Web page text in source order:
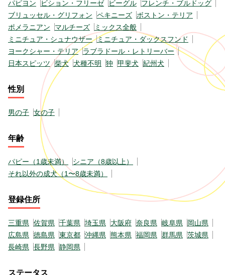
パピヨン
ビション・フリーゼ ビーグル
フレンチ・ブルドッグ
ブリュッセル・グリフォン
ペキニーズ
ボストン・テリア
ポメラニアン
マルチーズ
ミックス全般
ミニチュア・シュナウザー ミニチュア・ダックスフンド
ヨークシャー・テリア ラブラドール・レトリーバー
日本スピッツ
柴犬 犬種不明 狆 甲斐犬 紀州犬
性別
男の子 女の子
年齢
パピー（1歳未満）
シニア（8歳以上）
それ以外の成犬（1〜8歳未満）
登録住所
三重県 佐賀県 千葉県 埼玉県 大阪府 奈良県 岐阜県
岡山県
広島県
徳島県 東京都 沖縄県 熊本県 福岡県 群馬県
茨城県
長崎県
長野県 静岡県
ステータス